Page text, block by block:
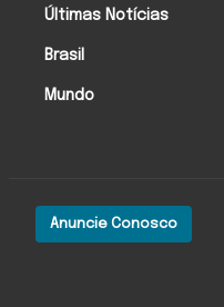
Anuncie Conosco
Últimas Notícias
Brasil
Mundo